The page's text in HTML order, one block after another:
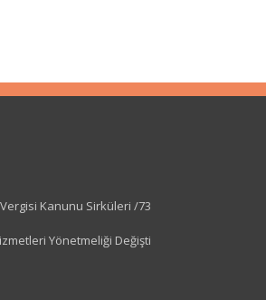
Vergisi Kanunu Sirküleri /73
Yönetmeliği Değişti